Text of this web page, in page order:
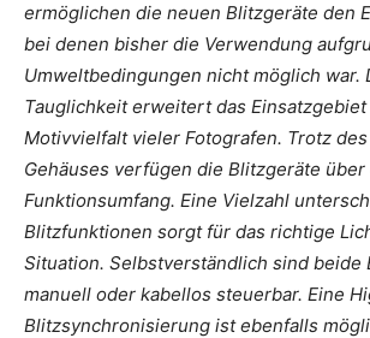
ermöglichen die neuen Blitzgeräte den
bei denen bisher die Verwendung
Umweltbedingungen nicht möglich war.
Tauglichkeit erweitert das
Motivvielfalt vieler Fotografen. Trotz
Gehäuses verfügen die Blitzgeräte
Funktionsumfang. Eine Vielzahl
Blitzfunktionen sorgt für das richtige
Situation. Selbstverständlich sind beide
manuell oder kabellos steuerbar. Eine
Blitzsynchronisierung ist ebenfalls